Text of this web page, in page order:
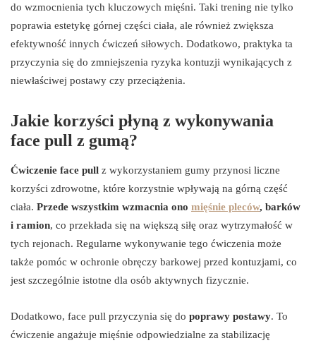
do wzmocnienia tych kluczowych mięśni. Taki trening nie tylko
poprawia estetykę górnej części ciała, ale również zwiększa
efektywność innych ćwiczeń siłowych. Dodatkowo, praktyka ta
przyczynia się do zmniejszenia ryzyka kontuzji wynikających z
niewłaściwej postawy czy przeciążenia.
Jakie korzyści płyną z wykonywania
face pull z gumą?
Ćwiczenie face pull z wykorzystaniem gumy przynosi liczne
korzyści zdrowotne, które korzystnie wpływają na górną część
ciała. Przede wszystkim wzmacnia ono mięśnie pleców, barków
i ramion, co przekłada się na większą siłę oraz wytrzymałość w
tych rejonach. Regularne wykonywanie tego ćwiczenia może
także pomóc w ochronie obręczy barkowej przed kontuzjami, co
jest szczególnie istotne dla osób aktywnych fizycznie.
Dodatkowo, face pull przyczynia się do poprawy postawy. To
ćwiczenie angażuje mięśnie odpowiedzialne za stabilizację